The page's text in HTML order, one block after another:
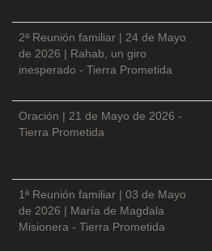
2ª Reunión familiar | 24 de Mayo
de 2026 | Rahab, un giro
inesperado - Tierra Prometida
Oración | 21 de Mayo de 2026 -
Tierra Prometida
1ª Reunión familiar | 03 de Mayo
de 2026 | María de Magdala
Misionera - Tierra Prometida